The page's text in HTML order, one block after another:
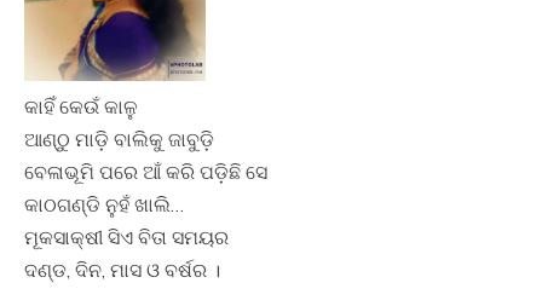
କାହିଁ କେଉଁ କାଳୁ
ଆଣ୍ଠୁ ମାଡ଼ି ବାଲିକୁ ଜାବୁଡ଼ି
ବେଳାଭୂମି ପରେ ଆଁ କରି ପଡ଼ିଛି ସେ
କାଠଗଣ୍ଡି ନୁହଁ ଖାଲି…
ମୂକସାକ୍ଷୀ ସିଏ ବିତା ସମୟର
ଦଣ୍ଡ, ଦିନ, ମାସ ଓ ବର୍ଷର ।